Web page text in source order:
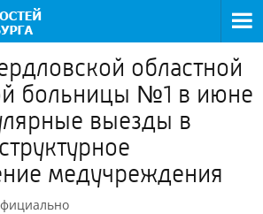
областной
больницы №1 в июне
выезды в
медучреждения